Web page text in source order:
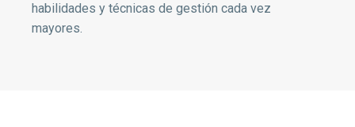
habilidades y técnicas de gestión cada vez
mayores.